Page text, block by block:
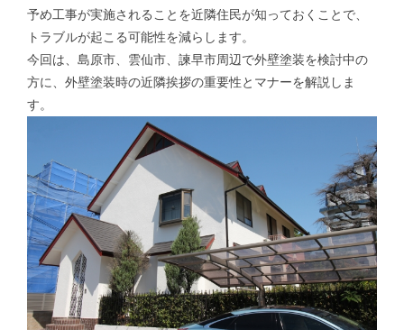
予め工事が実施されることを近隣住民が知っておくことで、
トラブルが起こる可能性を減らします。
今回は、島原市、雲仙市、諫早市周辺で外壁塗装を検討中の
方に、外壁塗装時の近隣挨拶の重要性とマナーを解説しま
す。